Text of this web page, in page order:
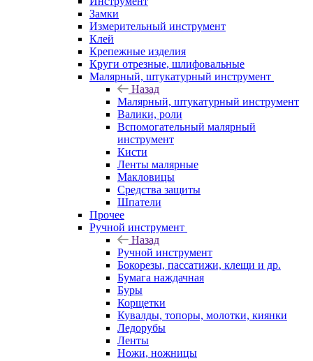
Замки
Измерительный инструмент
Клей
Крепежные изделия
Круги отрезные, шлифовальные
Малярный, штукатурный инструмент
Назад
Малярный, штукатурный инструмент
Валики, роли
Вспомогательный малярный
инструмент
Кисти
Ленты малярные
Макловицы
Средства защиты
Шпатели
Прочее
Ручной инструмент
Назад
Ручной инструмент
Бокорезы, пассатижи, клещи и др.
Бумага наждачная
Буры
Корщетки
Кувалды, топоры, молотки, киянки
Ледорубы
Ленты
Ножи, ножницы